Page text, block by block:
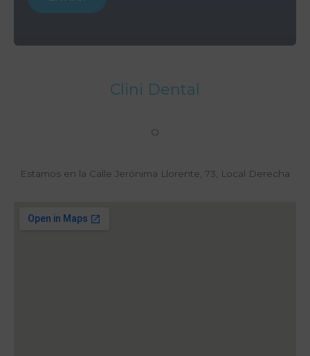
Clini Dental
O
Estamos en la Calle Jerónima Llorente, 73, Local Derecha